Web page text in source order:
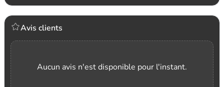
Avis clients
Aucun avis n'est disponible pour l'instant.